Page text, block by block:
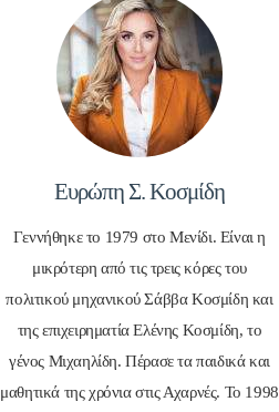
Ευρώπη Σ. Κοσμίδη
Γεννήθηκε το 1979 στο Μενίδι. Είναι η
μικρότερη από τις τρεις κόρες του
πολιτικού μηχανικού Σάββα Κοσμίδη και
της επιχειρηματία Ελένης Κοσμίδη, το
γένος Μιχαηλίδη. Πέρασε τα παιδικά και
μαθητικά της χρόνια στις Αχαρνές. Το 1998